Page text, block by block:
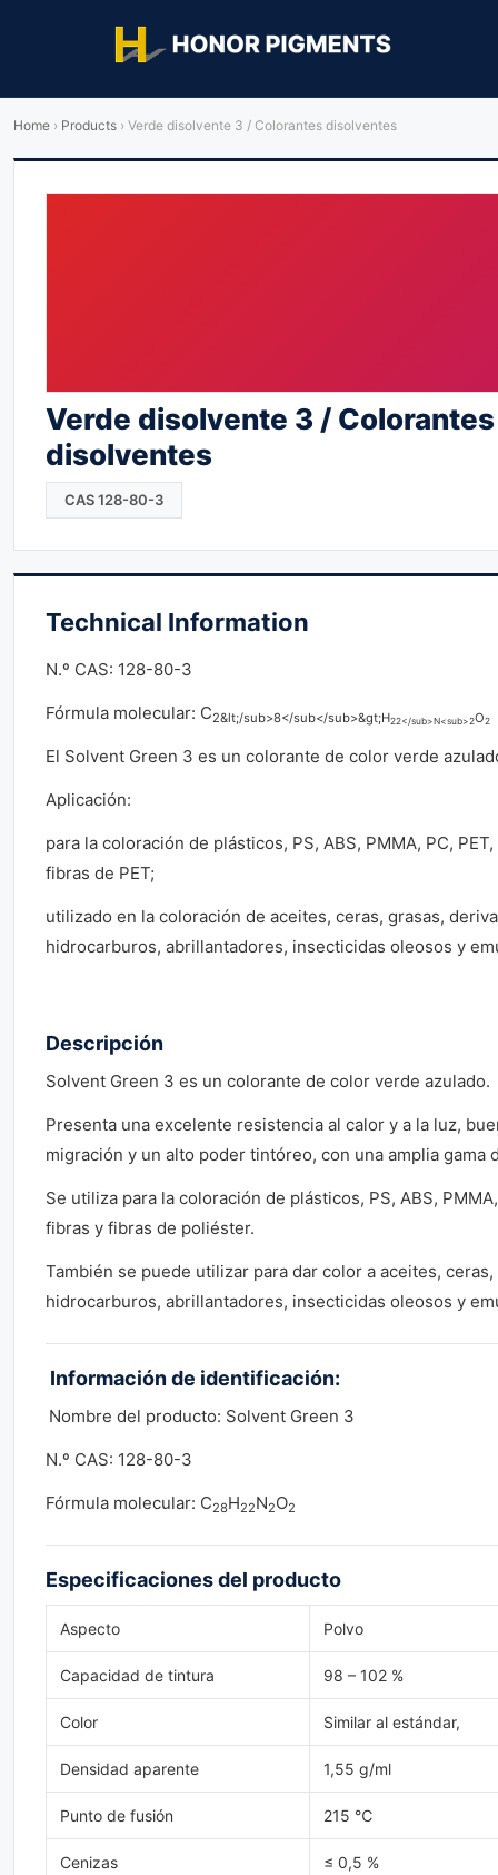
Home › Products › Verde disolvente 3 / Colorantes disolventes
Verde disolvente 3 / Colorantes
disolventes
CAS 128-80-3
Technical Information
N.º CAS: 128-80-3
Fórmula molecular: C2&lt;/sub>8</sub</sub>&gt;H22</sub>N<sub>2O2
El Solvent Green 3 es un colorante de color verde
Aplicación:
para la coloración de plásticos, PS, ABS, PMMA, PC,
fibras de PET;
utilizado en la coloración de aceites, ceras, grasas,
hidrocarburos, abrillantadores, insecticidas oleosos y
Descripción
Solvent Green 3 es un colorante de color verde azulado.
Presenta una excelente resistencia al calor y a la luz,
migración y un alto poder tintóreo, con una amplia gama
Se utiliza para la coloración de plásticos, PS, ABS,
fibras y fibras de poliéster.
También se puede utilizar para dar color a aceites,
hidrocarburos, abrillantadores, insecticidas oleosos y
Información de identificación:
Nombre del producto: Solvent Green 3
N.º CAS: 128-80-3
Fórmula molecular: C28H22N2O2
Especificaciones del producto
Aspecto Polvo
Capacidad de tintura 98 – 102 %
Color Similar al estándar,
Densidad aparente 1,55 g/ml
Punto de fusión 215 ℃
Cenizas ≤ 0,5 %